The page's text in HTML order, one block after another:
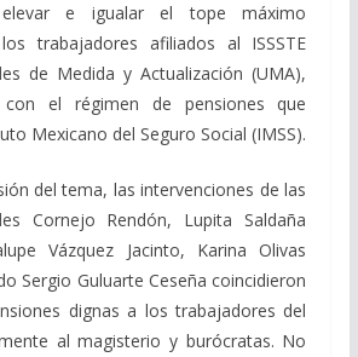
e igualar el tope máximo
trabajadores afiliados al ISSSTE
de Medida y Actualización (UMA),
con el régimen de pensiones que
Mexicano del Seguro Social (IMSS).
del tema, las intervenciones de las
Cornejo Rendón, Lupita Saldaña
Vázquez Jacinto, Karina Olivas
Sergio Guluarte Ceseña coincidieron
dignas a los trabajadores del
al magisterio y burócratas. No